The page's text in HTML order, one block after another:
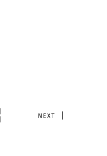
NEXT